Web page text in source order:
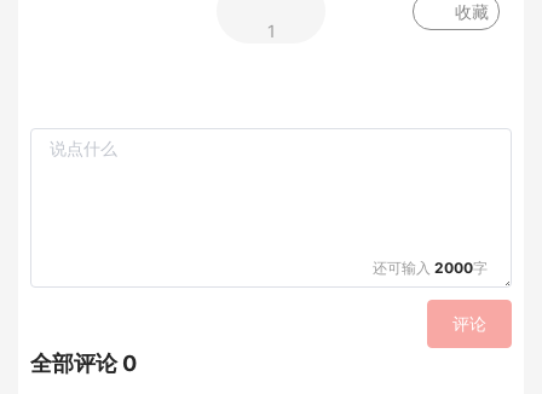
1
收藏
还可输入 2000字
评论
全部评论 0